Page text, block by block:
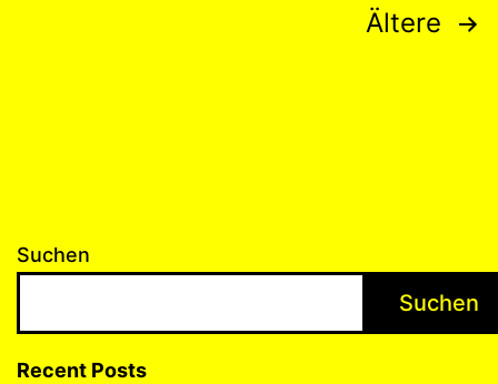
Seitennummerierung
Ältere
Suchen
Suchen
Recent Posts